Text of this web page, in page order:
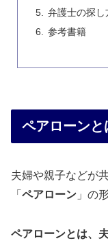
弁護士の探し
参考書籍
ペアローンと
夫婦や親子などが
「 ペアローン 」の
ペアローンとは、